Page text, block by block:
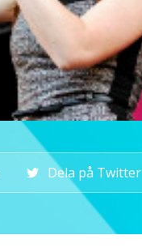
Dela på Twitter